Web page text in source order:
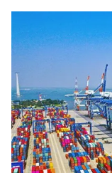
Tư vấn
Emagazine
Photo